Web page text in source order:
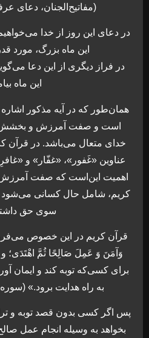
(مفاتيح‌الجنان،‌ دعای
در دعای اين روز از خدا
اين ماه بزرگ، مورد
در فراز ديگری از اين دعا
اين ماه
همان‌طور كه در آيه مذکور اشاره
است و صفت آمرزش و بخشش
خدای متعال می‌باشد. در قرآن
عناوين «غَفور»، «غفّار» و
اهميت اين‌است که صفت آمرزش
كريم، شامل حال كسانی می‌شود
سوی حق
قرآن كريم در اين خصوص
وَآمَنَ وَ عَمِلَ صَالِحًا ثُمَّ اهْتَدَى؛
برای كسی‌كه توبه كند و ايمان
به راه هدايت برود.» (سوره
پس اگر كسی بدون قصد توبه و
بخواهد به وسيله انجام عمل